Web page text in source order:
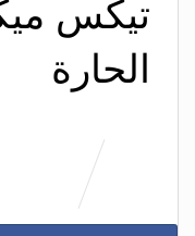
تيكس
الحارة